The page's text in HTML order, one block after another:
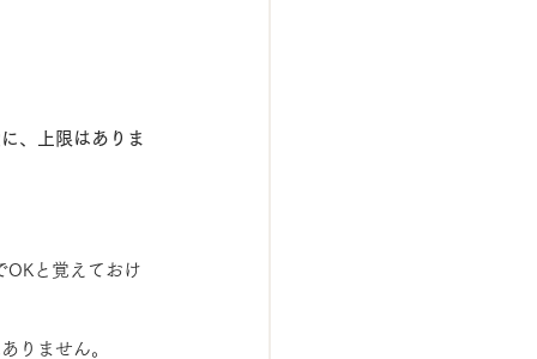
、上限はありま
OKと覚えておけ
りません。